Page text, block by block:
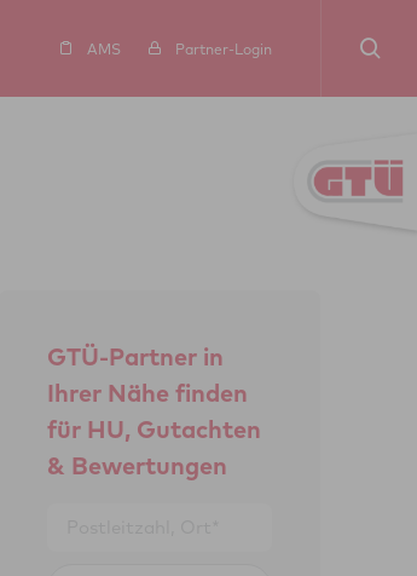
AMS Partner-Login
GTÜ-Partner in
Ihrer Nähe finden
für HU, Gutachten
& Bewertungen